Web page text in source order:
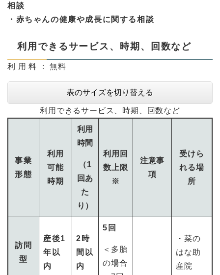
相談
・赤ちゃんの健康や成長に関する相談
利用できるサービス、時期、回数など
利 用 料 ： 無料
表のサイズを切り替える
利用できるサービス、時期、回数など
事業
形態
利用
可能
時期
利用
時間
（1
回あ
た
り）
利用回
数上限
※
注意事
項
受けら
れる場
所
訪問
型
産後1
年以
内
2時
間以
内
5回
＜多胎
の場合
・菜の
はな助
産院